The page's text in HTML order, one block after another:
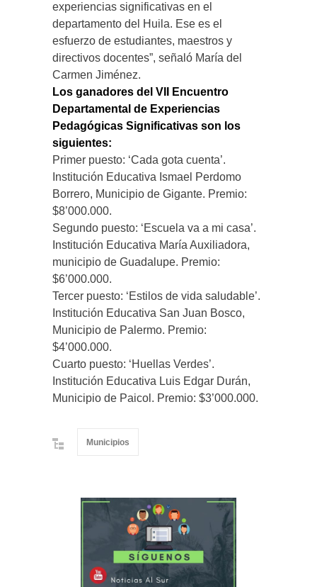
experiencias significativas en el
departamento del Huila. Ese es el
esfuerzo de estudiantes, maestros y
directivos docentes”, señaló María del
Carmen Jiménez.
Los ganadores del VII Encuentro
Departamental de Experiencias
Pedagógicas Significativas son los
siguientes:
Primer puesto: ‘Cada gota cuenta’.
Institución Educativa Ismael Perdomo
Borrero, Municipio de Gigante. Premio:
$8’000.000.
Segundo puesto: ‘Escuela va a mi casa’.
Institución Educativa María Auxiliadora,
municipio de Guadalupe. Premio:
$6’000.000.
Tercer puesto: ‘Estilos de vida saludable’.
Institución Educativa San Juan Bosco,
Municipio de Palermo. Premio:
$4’000.000.
Cuarto puesto: ‘Huellas Verdes’.
Institución Educativa Luis Edgar Durán,
Municipio de Paicol. Premio: $3’000.000.
Municipios